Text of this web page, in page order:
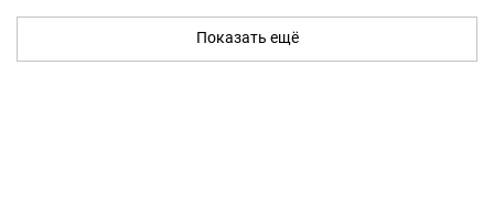
Показать ещё